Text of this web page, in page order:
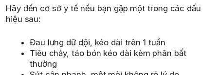
Hãy đến cơ sở y tế nếu bạn gặp một trong các dấu
hiệu sau:
Đau lưng dữ dội, kéo dài trên 1 tuần
Tiêu chảy, táo bón kéo dài kèm phân bất
thường